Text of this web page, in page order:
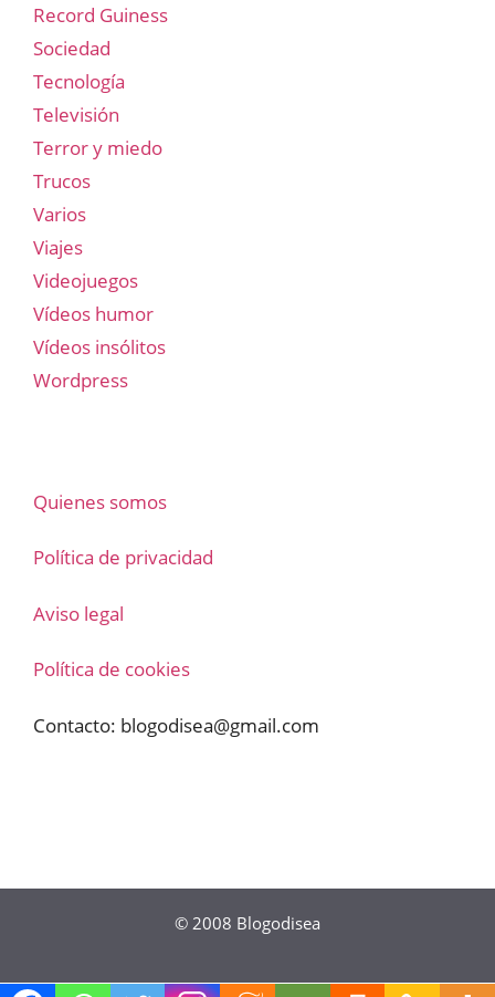
Record Guiness
Sociedad
Tecnología
Televisión
Terror y miedo
Trucos
Varios
Viajes
Videojuegos
Vídeos humor
Vídeos insólitos
Wordpress
Quienes somos
Política de privacidad
Aviso legal
Política de cookies
Contacto: blogodisea@gmail.com
© 2008 Blogodisea